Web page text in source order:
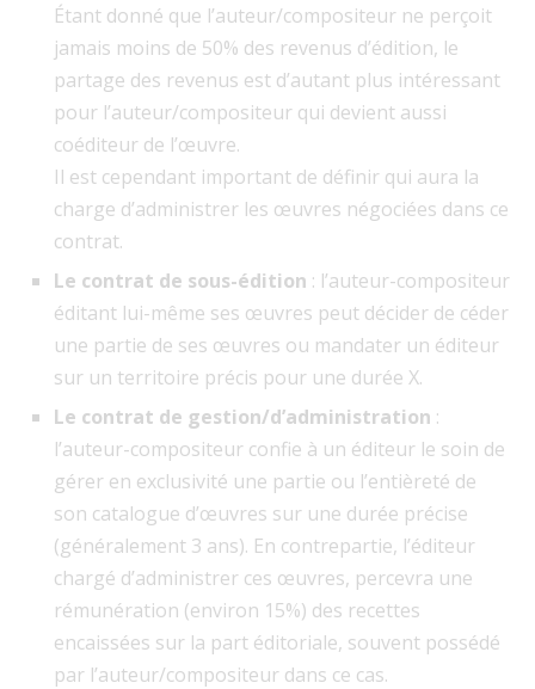
Étant donné que l’auteur/compositeur ne perçoit
jamais moins de 50% des revenus d’édition, le
partage des revenus est d’autant plus intéressant
pour l’auteur/compositeur qui devient aussi
coéditeur de l’œuvre.
Il est cependant important de définir qui aura la
charge d’administrer les œuvres négociées dans ce
contrat.
Le contrat de sous-édition : l’auteur-compositeur
éditant lui-même ses œuvres peut décider de céder
une partie de ses œuvres ou mandater un éditeur
sur un territoire précis pour une durée X.
Le contrat de gestion/d’administration :
l’auteur-compositeur confie à un éditeur le soin de
gérer en exclusivité une partie ou l’entièreté de
son catalogue d’œuvres sur une durée précise
(généralement 3 ans). En contrepartie, l’éditeur
chargé d’administrer ces œuvres, percevra une
rémunération (environ 15%) des recettes
encaissées sur la part éditoriale, souvent possédé
par l’auteur/compositeur dans ce cas.